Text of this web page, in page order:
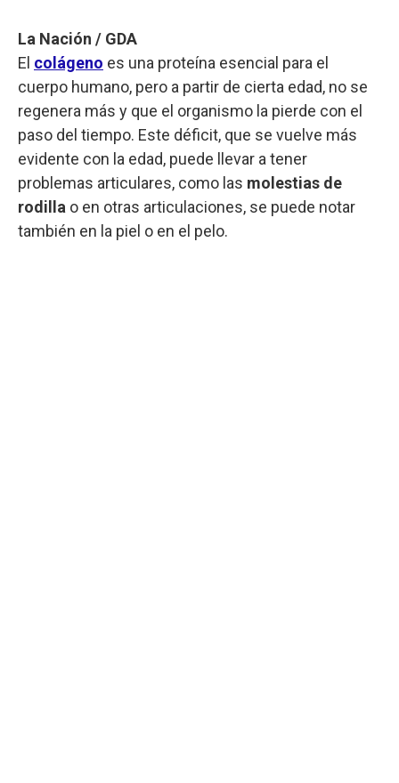
La Nación / GDA
El colágeno es una proteína esencial para el
cuerpo humano, pero a partir de cierta edad, no se
regenera más y que el organismo la pierde con el
paso del tiempo. Este déficit, que se vuelve más
evidente con la edad, puede llevar a tener
problemas articulares, como las molestias de
rodilla o en otras articulaciones, se puede notar
también en la piel o en el pelo.